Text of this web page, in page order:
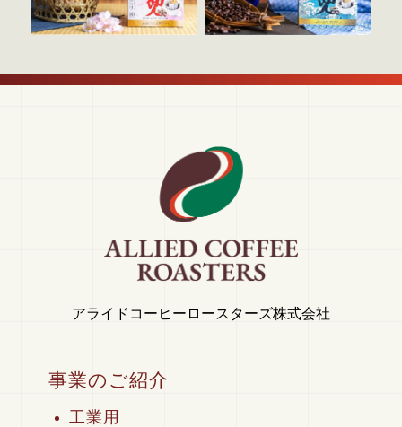
アライドコーヒーロースターズ株式会社
事業のご紹介
工業用